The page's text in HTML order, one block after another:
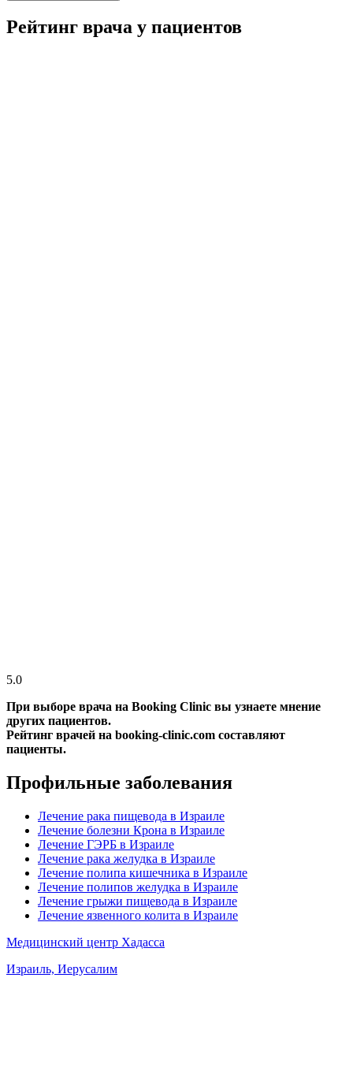
Рейтинг врача у пациентов
5.0
При выборе врача на Booking Clinic вы узнаете мнение
других пациентов.
Рейтинг врачей на booking-clinic.com составляют
пациенты.
Профильные заболевания
Лечение рака пищевода в Израиле
Лечение болезни Крона в Израиле
Лечение ГЭРБ в Израиле
Лечение рака желудка в Израиле
Лечение полипа кишечника в Израиле
Лечение полипов желудка в Израиле
Лечение грыжи пищевода в Израиле
Лечение язвенного колита в Израиле
Медицинский центр Хадасса
Израиль, Иерусалим